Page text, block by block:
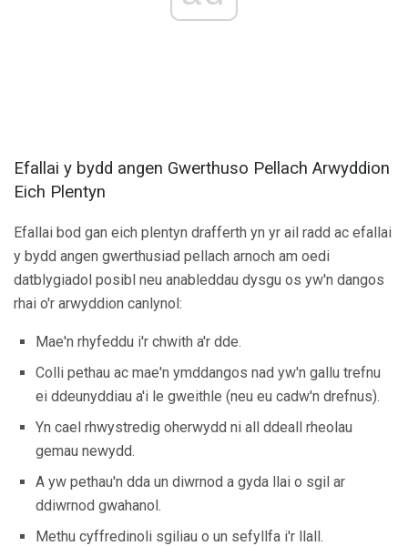
Efallai y bydd angen Gwerthuso Pellach Arwyddion
Eich Plentyn
Efallai bod gan eich plentyn drafferth yn yr ail radd ac efallai
y bydd angen gwerthusiad pellach arnoch am oedi
datblygiadol posibl neu anableddau dysgu os yw'n dangos
rhai o'r arwyddion canlynol:
Mae'n rhyfeddu i'r chwith a'r dde.
Colli pethau ac mae'n ymddangos nad yw'n gallu trefnu
ei ddeunyddiau a'i le gweithle (neu eu cadw'n drefnus).
Yn cael rhwystredig oherwydd ni all ddeall rheolau
gemau newydd.
A yw pethau'n dda un diwrnod a gyda llai o sgil ar
ddiwrnod gwahanol.
Methu cyffredinoli sgiliau o un sefyllfa i'r llall.